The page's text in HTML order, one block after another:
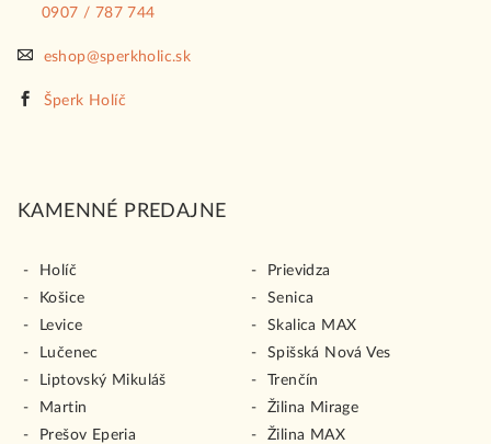
0907 / 787 744
eshop@sperkholic.sk
Šperk Holíč
KAMENNÉ PREDAJNE
Holíč
Košice
Levice
Lučenec
Liptovský Mikuláš
Martin
Prešov Eperia
Prievidza
Senica
Skalica MAX
Spišská Nová Ves
Trenčín
Žilina Mirage
Žilina MAX